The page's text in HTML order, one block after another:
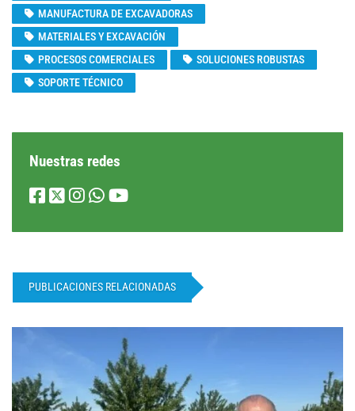
MANUFACTURA DE EXCAVADORAS
MATERIALES Y EXCAVACIÓN
PROCESOS COMERCIALES
SOLUCIONES ROBUSTAS
SOPORTE TÉCNICO
Nuestras redes
PUBLICACIONES RELACIONADAS